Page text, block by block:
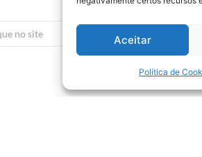
Aceitar
Política de